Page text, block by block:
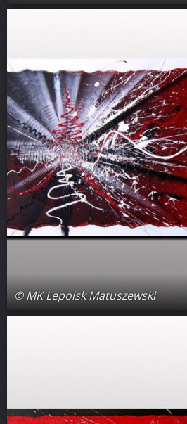
© MK Lepolsk Matuszewski